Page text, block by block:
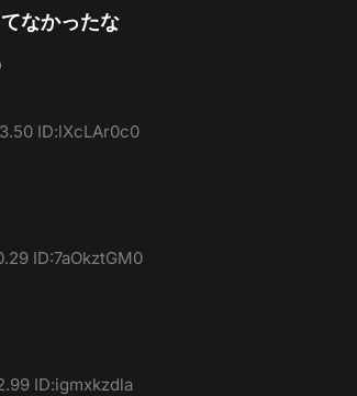
なかったな
ID:lXcLAr0c0
ID:7aOkztGM0
ID:igmxkzdla